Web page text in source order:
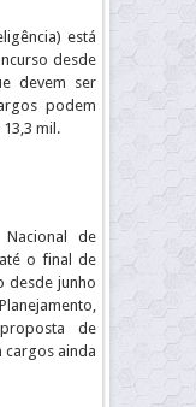
está
desde
devem ser
podem
mil.
de
o final de
desde junho
de
cargos ainda